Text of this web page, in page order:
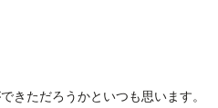
きただろうかといつも思います。